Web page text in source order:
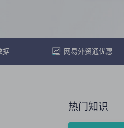
据 网易外贸通优惠
热门知识